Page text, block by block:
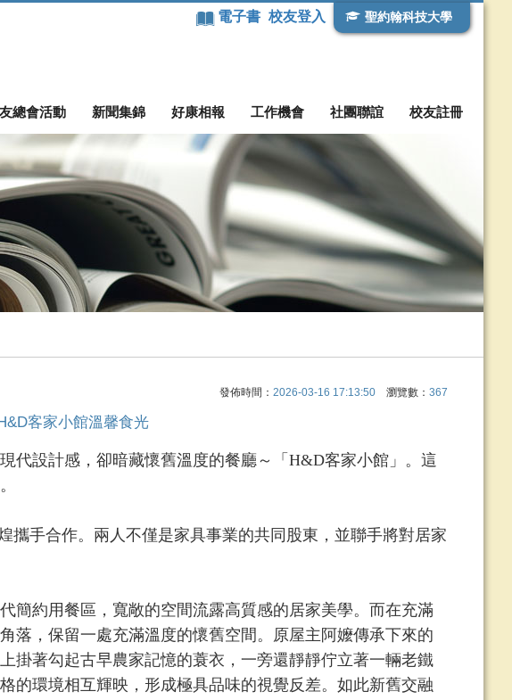
電子書 校友登入 聖約翰科技大學
總會活動 新聞集錦 好康相報 工作機會 社團聯誼 校友註冊
發佈時間： 2026-03-16 17:13:50 瀏覽數： 367
客家小館溫馨食光
設計感，卻暗藏懷舊溫度的餐廳～「H&D客家小館」。這
手合作。兩人不僅是家具事業的共同股東，並聯手將對居家
約用餐區，寬敞的空間流露高質感的居家美學。而在充滿
落，保留一處充滿溫度的懷舊空間。原屋主阿嬤傳承下來的
掛著勾起古早農家記憶的蓑衣，一旁還靜靜佇立著一輛老鐵
的環境相互輝映，形成極具品味的視覺反差。如此新舊交融